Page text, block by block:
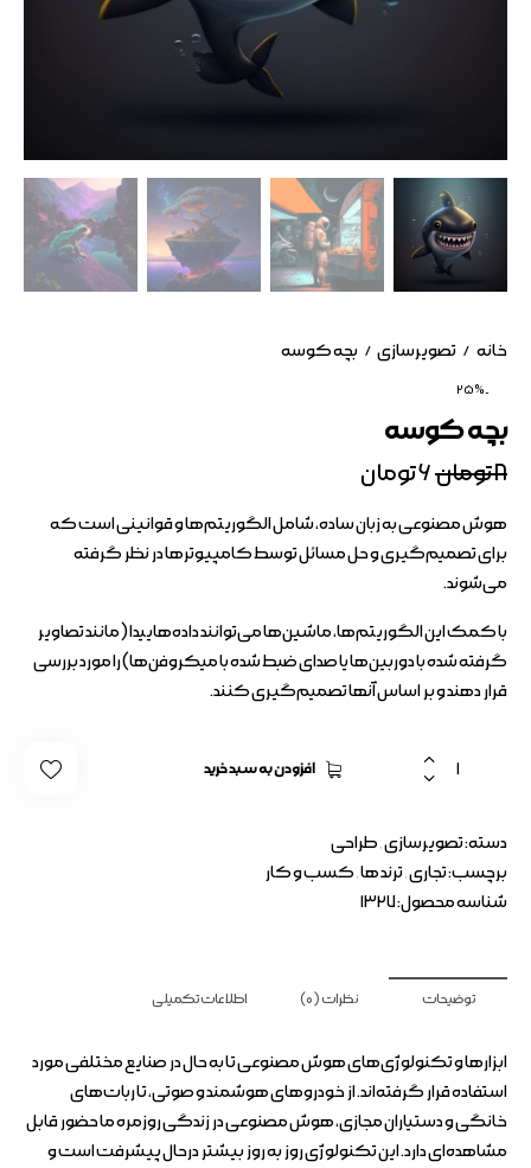
خانه تصویرسازی بچه کوسه
بچه کوسه
۸تومان۶تومان
هوش مصنوعی به زبان ساده، شامل الگوریتم‌ها و قوانینی است که
برای تصمیم‌گیری و حل مسائل توسط کامپیوترها در نظر گرفته
می‌شوند.
با کمک این الگوریتم‌ها، ماشین‌ها می‌توانند داده‌هاییدا (مانند تصاویر
گرفته شده با دوربین‌ها یا صدای ضبط شده با میکروفن‌ها) را مورد بررسی
قرار دهند و بر اساس آنها تصمیم‌گیری کنند.
افزودن به سبد خرید
دسته:تصویرسازی,طراحی
برچسب:تجاری,ترند ها,کسب و کار
شناسه محصول:1327
توضیحات نظرات (0) اطلاعات تکمیلی
ابزارها و تکنولوژی‌های هوش مصنوعی تا به حال در صنایع مختلفی مورد
استفاده قرار گرفته‌اند. از خودروهای هوشمند و صوتی، تا ربات‌های
خانگی و دستیاران مجازی، هوش مصنوعی در زندگی روزمره ما حضور قابل
مشاهده‌ای دارد. این تکنولوژی روز به روز بیشتر درحال پیشرفت است و